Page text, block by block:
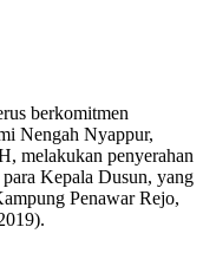
berkomitmen
Nengah Nyappur,
melakukan penyerahan
Kepala Dusun, yang
Penawar Rejo,